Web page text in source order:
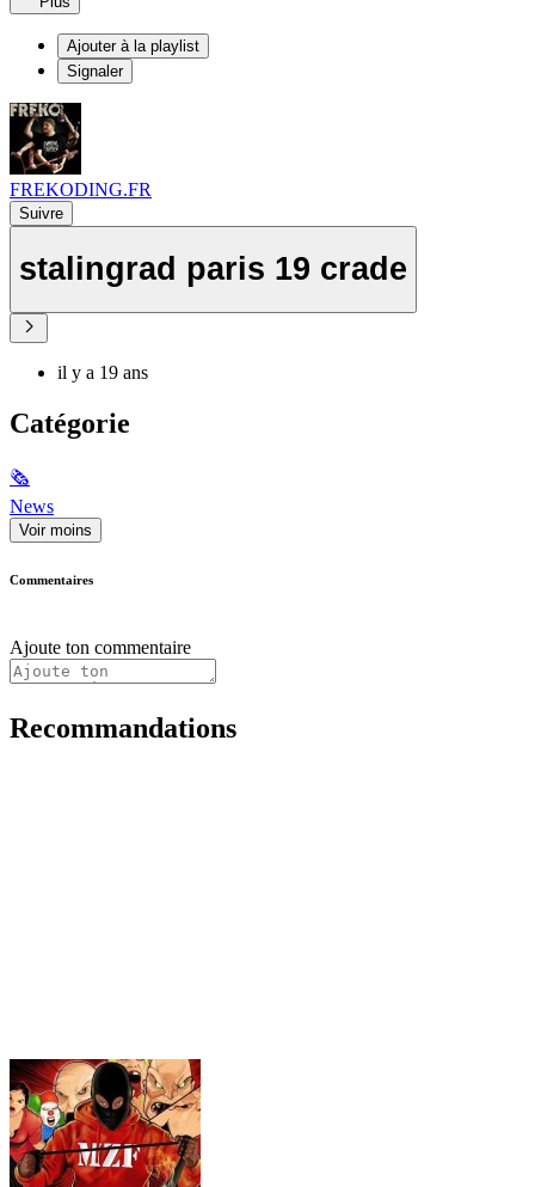
Ajouter à la playlist
Signaler
FREKODING.FR
Suivre
stalingrad paris 19 crade
il y a 19 ans
Catégorie
🗞
News
Voir moins
Commentaires
Ajoute ton commentaire
Recommandations